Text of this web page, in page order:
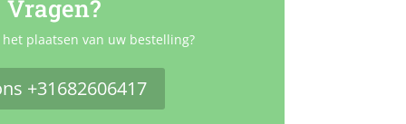
Vragen?
plaatsen van uw bestelling?
+31682606417